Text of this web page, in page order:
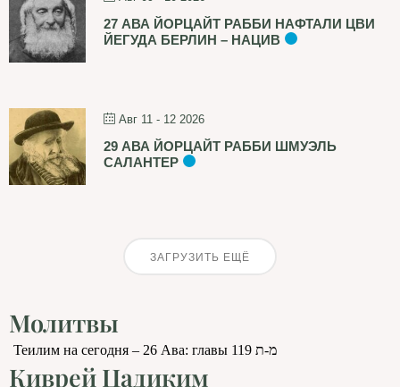
27 АВА ЙОРЦАЙТ РАББИ НАФТАЛИ ЦВИ
ЙЕГУДА БЕРЛИН – НАЦИВ
Авг 11 - 12 2026
29 АВА ЙОРЦАЙТ РАББИ ШМУЭЛЬ
САЛАНТЕР
ЗАГРУЗИТЬ ЕЩЁ
Молитвы
Теилим на сегодня – 26 Ава: главы 119 מ-ת
Киврей Цадиким